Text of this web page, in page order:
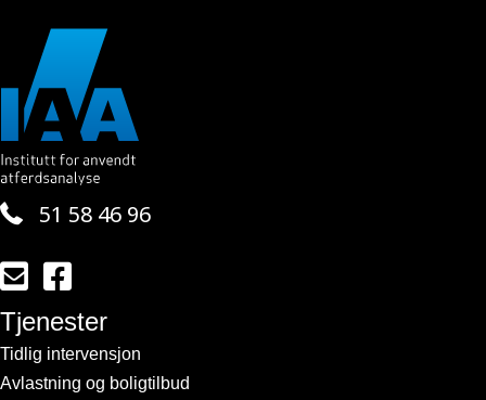
51 58 46 96
Send en e-post til kontakt@iaa.no
Lenke til vår side på facebook
Tjenester
Tidlig intervensjon
Avlastning og boligtilbud